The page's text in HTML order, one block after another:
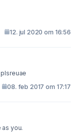
12. jul 2020 om 16:56
08. feb 2017 om 17:17
as you.